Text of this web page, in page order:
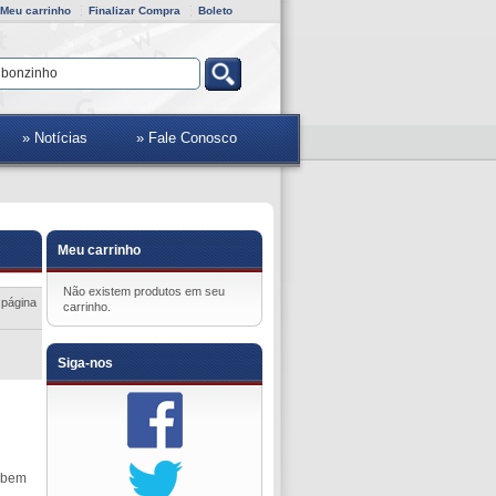
Meu carrinho Finalizar Compra Boleto
» Notícias » Fale Conosco
Meu carrinho
Não existem produtos em seu
carrinho.
Siga-nos